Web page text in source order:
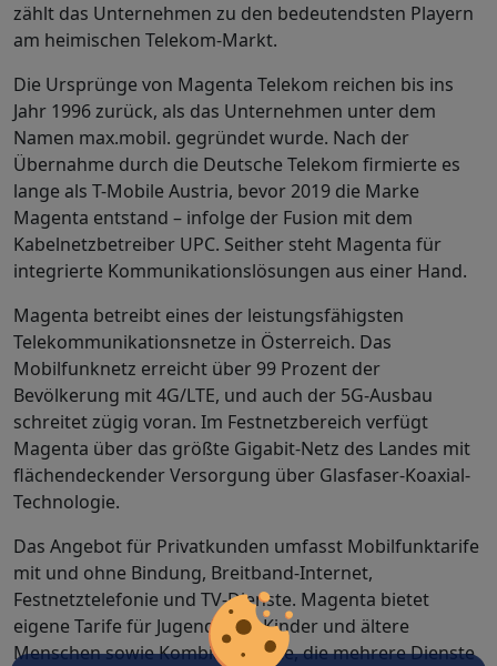
zählt das Unternehmen zu den bedeutendsten Playern
am heimischen Telekom-Markt.
Die Ursprünge von Magenta Telekom reichen bis ins
Jahr 1996 zurück, als das Unternehmen unter dem
Namen max.mobil. gegründet wurde. Nach der
Übernahme durch die Deutsche Telekom firmierte es
lange als T-Mobile Austria, bevor 2019 die Marke
Magenta entstand – infolge der Fusion mit dem
Kabelnetzbetreiber UPC. Seither steht Magenta für
integrierte Kommunikationslösungen aus einer Hand.
Magenta betreibt eines der leistungsfähigsten
Telekommunikationsnetze in Österreich. Das
Mobilfunknetz erreicht über 99 Prozent der
Bevölkerung mit 4G/LTE, und auch der 5G-Ausbau
schreitet zügig voran. Im Festnetzbereich verfügt
Magenta über das größte Gigabit-Netz des Landes mit
flächendeckender Versorgung über Glasfaser-Koaxial-
Technologie.
Das Angebot für Privatkunden umfasst Mobilfunktarife
mit und ohne Bindung, Breitband-Internet,
Festnetztelefonie und TV-Dienste. Magenta bietet
eigene Tarife für Jugendliche, Kinder und ältere
Menschen sowie Kombiangebote, die mehrere Dienste